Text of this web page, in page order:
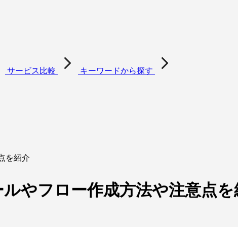
サービス比較 キーワードから探す
を紹介
やフロー作成方法や注意点を